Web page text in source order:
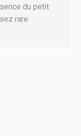
du petit
rare